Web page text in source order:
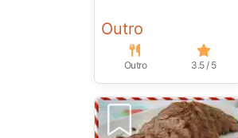
Outro
Outro 3.5 / 5